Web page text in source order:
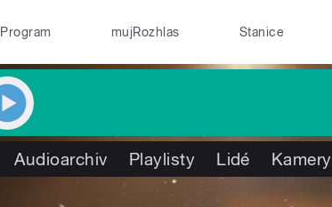
Program mujRozhlas Stanice
Audioarchiv Playlisty Lidé Kamery